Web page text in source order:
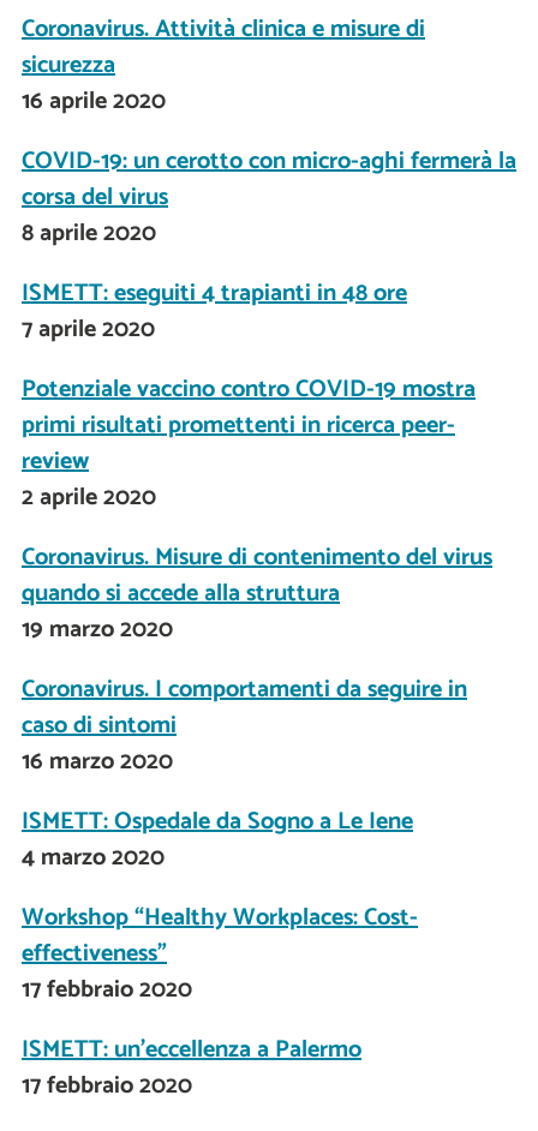
Coronavirus. Attività clinica e misure di
sicurezza
16 aprile 2020
COVID-19: un cerotto con micro-aghi fermerà la
corsa del virus
8 aprile 2020
ISMETT: eseguiti 4 trapianti in 48 ore
7 aprile 2020
Potenziale vaccino contro COVID-19 mostra
primi risultati promettenti in ricerca peer-
review
2 aprile 2020
Coronavirus. Misure di contenimento del virus
quando si accede alla struttura
19 marzo 2020
Coronavirus. I comportamenti da seguire in
caso di sintomi
16 marzo 2020
ISMETT: Ospedale da Sogno a Le Iene
4 marzo 2020
Workshop “Healthy Workplaces: Cost-
effectiveness"
17 febbraio 2020
ISMETT: un'eccellenza a Palermo
17 febbraio 2020